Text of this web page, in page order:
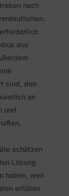
nach
aus
sind, den
an
und
schätzen
Lösung
haben, weil
erfüllen